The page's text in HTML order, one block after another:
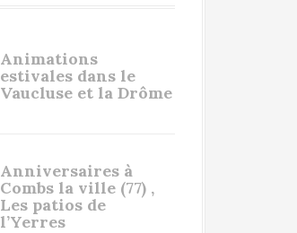
Animations
estivales dans le
Vaucluse et la Drôme
Anniversaires à
Combs la ville (77) ,
Les patios de
l’Yerres